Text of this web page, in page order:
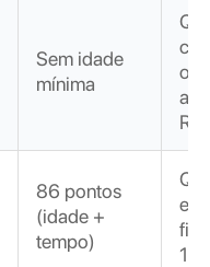
Sem idade
mínima
o
86 pontos
(idade +
tempo)